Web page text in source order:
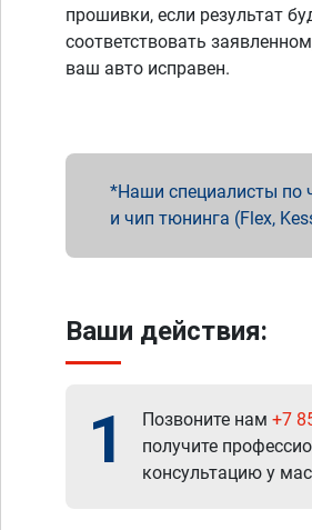
прошивки, если результат
соответствовать
ваш авто исправен.
Наши специалисты по
и чип тюнинга (Flex,
Ваши действия:
1 Позвоните нам +7
получите
консультацию у